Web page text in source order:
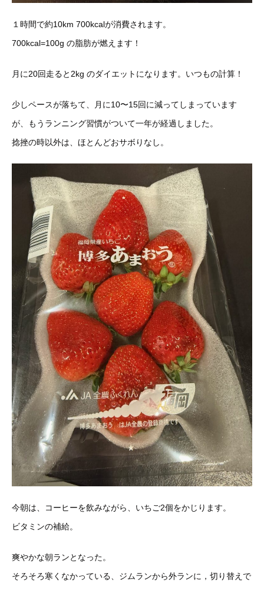
１時間で約10km 700kcalが消費されます。
700kcal=100g の脂肪が燃えます！
月に20回走ると2kg のダイエットになります。いつもの計算！
少しペースが落ちて、月に10〜15回に減ってしまっています
が、
もうランニング習慣がついて一年が経過しました。
捻挫の時以外は、ほとんどおサボりなし。
今朝は、コーヒーを飲みながら、いちご2個をかじります。
ビタミンの補給。
爽やかな朝ランとなった。
そろそろ寒くなかっている、ジムランから外ランに，切り替えで